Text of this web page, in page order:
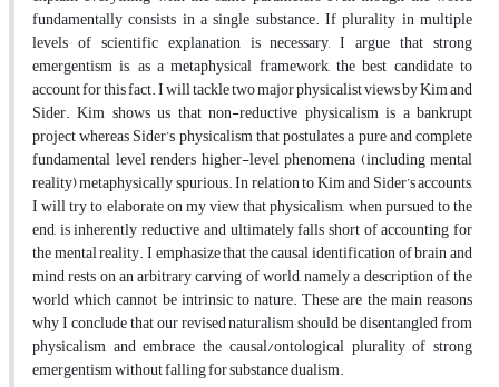
fundamentally consists in a single substance. If plurality in multiple
levels of scientific explanation is necessary, I argue that strong
emergentism is, as a metaphysical framework, the best candidate to
account for this fact. I will tackle two major physicalist views by Kim and
Sider. Kim shows us that non-reductive physicalism is a bankrupt
project whereas Sider’s physicalism that postulates a pure and complete
fundamental level renders higher-level phenomena (including mental
reality) metaphysically spurious. In relation to Kim and Sider’s accounts,
I will try to elaborate on my view that physicalism, when pursued to the
end, is inherently reductive and ultimately falls short of accounting for
the mental reality. I emphasize that the causal identification of brain and
mind rests on an arbitrary carving of world, namely a description of the
world which cannot be intrinsic to nature. These are the main reasons
why I conclude that our revised naturalism should be disentangled from
physicalism and embrace the causal/ontological plurality of strong
emergentism without falling for substance dualism.